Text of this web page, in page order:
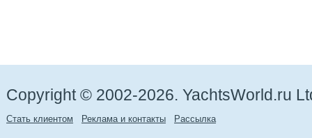
Copyright © 2002-2026. YachtsWorld.ru
Стать клиентом Реклама и контакты Рассылка